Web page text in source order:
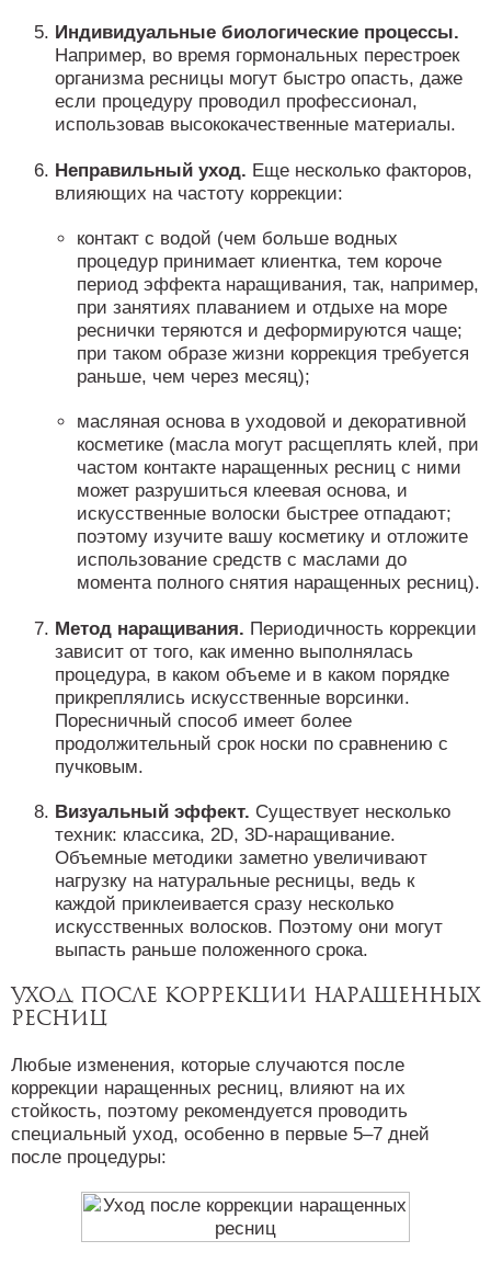
Индивидуальные биологические процессы.
Например, во время гормональных перестроек
организма ресницы могут быстро опасть, даже
если процедуру проводил профессионал,
использовав высококачественные материалы.
Неправильный уход. Еще несколько факторов,
влияющих на частоту коррекции:
контакт с водой (чем больше водных
процедур принимает клиентка, тем короче
период эффекта наращивания, так, например,
при занятиях плаванием и отдыхе на море
реснички теряются и деформируются чаще;
при таком образе жизни коррекция требуется
раньше, чем через месяц);
масляная основа в уходовой и декоративной
косметике (масла могут расщеплять клей, при
частом контакте наращенных ресниц с ними
может разрушиться клеевая основа, и
искусственные волоски быстрее отпадают;
поэтому изучите вашу косметику и отложите
использование средств с маслами до
момента полного снятия наращенных ресниц).
Метод наращивания. Периодичность коррекции
зависит от того, как именно выполнялась
процедура, в каком объеме и в каком порядке
прикреплялись искусственные ворсинки.
Поресничный способ имеет более
продолжительный срок носки по сравнению с
пучковым.
Визуальный эффект. Существует несколько
техник: классика, 2D, 3D-наращивание.
Объемные методики заметно увеличивают
нагрузку на натуральные ресницы, ведь к
каждой приклеивается сразу несколько
искусственных волосков. Поэтому они могут
выпасть раньше положенного срока.
Уход после коррекции наращенных
ресниц
Любые изменения, которые случаются после
коррекции наращенных ресниц, влияют на их
стойкость, поэтому рекомендуется проводить
специальный уход, особенно в первые 5–7 дней
после процедуры: